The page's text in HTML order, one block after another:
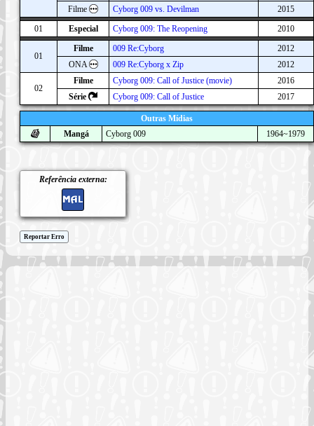
Filme Cyborg 009 vs. Devilman
2015
01
Especial Cyborg 009: The Reopening 2010
01
Filme 009 Re:Cyborg
2012
ONA
009 Re:Cyborg x Zip 2012
02
Filme Cyborg 009: Call of Justice (movie)
2016
Série
Cyborg 009: Call of Justice 2017
Outras Mídias
Mangá
Cyborg 009 1964~1979
Referência externa:
Reportar Erro